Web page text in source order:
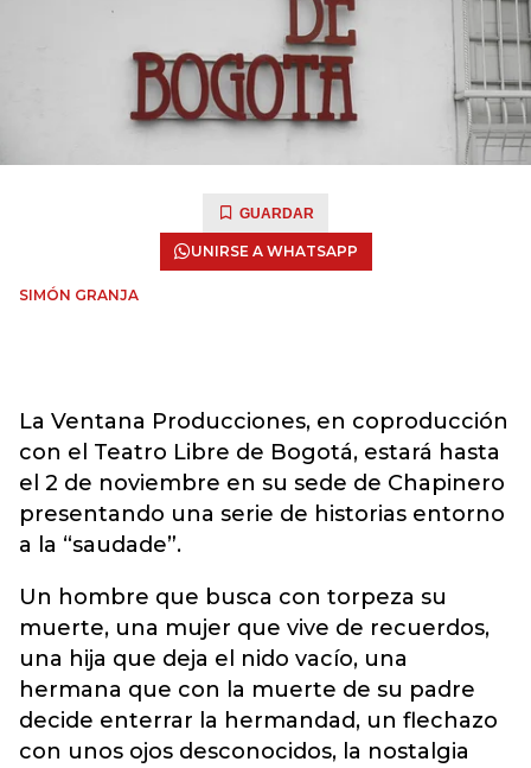
GUARDAR
UNIRSE A WHATSAPP
SIMÓN GRANJA
La Ventana Producciones, en coproducción
con el Teatro Libre de Bogotá, estará hasta
el 2 de noviembre en su sede de Chapinero
presentando una serie de historias entorno
a la “saudade”.
Un hombre que busca con torpeza su
muerte, una mujer que vive de recuerdos,
una hija que deja el nido vacío, una
hermana que con la muerte de su padre
decide enterrar la hermandad, un flechazo
con unos ojos desconocidos, la nostalgia